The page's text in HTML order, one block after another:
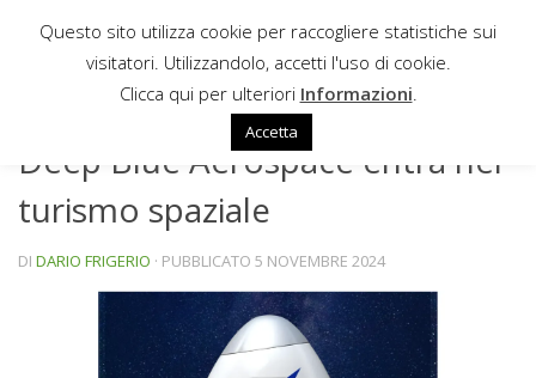
Sotto il contenuto
Deep Blue Aerospace entra nel
turismo spaziale
DI DARIO FRIGERIO · PUBBLICATO 5 NOVEMBRE 2024
Questo sito utilizza cookie per raccogliere statistiche sui
visitatori. Utilizzandolo, accetti l'uso di cookie.
Clicca qui per ulteriori Informazioni
Accetta